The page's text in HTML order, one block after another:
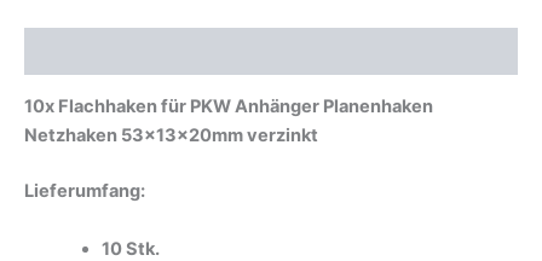
10x Flachhaken für PKW Anhänger Planenhaken
Netzhaken 53x13x20mm verzinkt
Lieferumfang:
10 Stk.